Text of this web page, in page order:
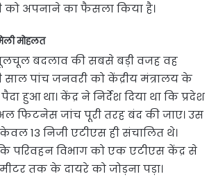
को अपनाने का फैसला किया है।
मोहलत
बदलाव की सबसे बड़ी वजह वह
साल पांच जनवरी को केंद्रीय मंत्रालय के
हुआ था। केंद्र ने निर्देश दिया था कि प्रदेश
फिटनेस जांच पूरी तरह बंद की जाए। उस
13 निजी एटीएस ही संचालित थे।
परिवहन विभाग को एक एटीएस केंद्र से
तक के दायरे को जोड़ना पड़ा।